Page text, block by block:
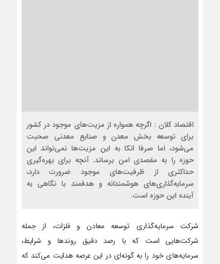
اقتصاد کلان : اگرچه همواره از مزیت‌های موجود در کشور
برای توسعه بخش معدن و صنایع معدنی صحبت
می‌شود، اما صرفا اتکا به این مزیت‌ها نمی‌تواند این
حوزه را به مقصدی امن برساند. آنچه برای بهره‌گیری
حداکثری از ظرفیت‌های موجود ضرورت دارد،
سرمایه‌گذاری‌های هوشمندانه و هدفمند با نگاهی به
آینده این حوزه است.
شرکت سرمایه‌گذاری توسعه معادن و فلزات، از جمله
شرکت‌هایی است که با رصد دقیق روندها و شرایط،
سرمایه‌های خود را به گونه‌ای در این عرصه هدایت می‌کند که